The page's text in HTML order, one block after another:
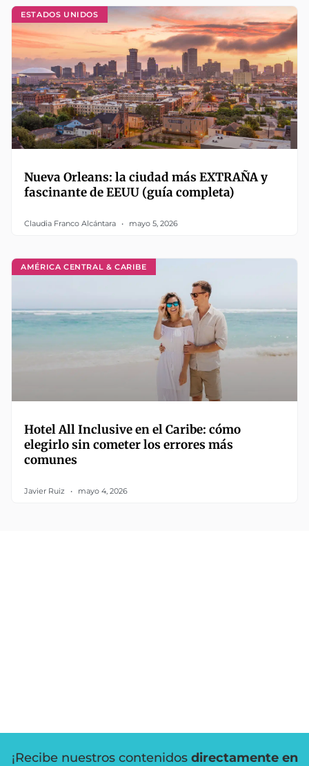
ESTADOS UNIDOS
Nueva Orleans: la ciudad más EXTRAÑA y
fascinante de EEUU (guía completa)
Claudia Franco Alcántara mayo 5, 2026
AMÉRICA CENTRAL & CARIBE
Hotel All Inclusive en el Caribe: cómo
elegirlo sin cometer los errores más
comunes
Javier Ruiz mayo 4, 2026
¡Recibe nuestros contenidos directamente en